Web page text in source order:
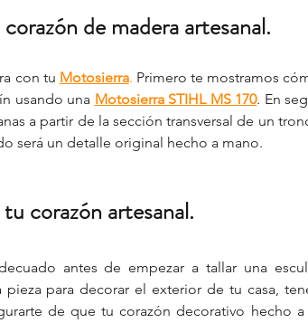
de madera artesanal.
con tu Motosierra. Primero te mostramos
usando una Motosierra STIHL MS 170. En
a partir de la sección transversal de un
será un detalle original hecho a mano.
corazón artesanal.
pieza para decorar el exterior de tu casa,
de que tu corazón decorativo hecho